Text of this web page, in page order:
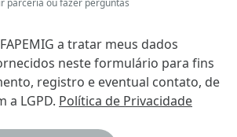
parceria ou fazer perguntas
a tratar meus dados
neste formulário para fins
registro e eventual contato, de
a LGPD. Política de Privacidade